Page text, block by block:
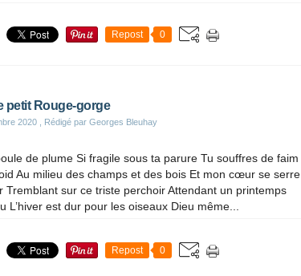
Repost 0
petit Rouge-gorge
2020 , Rédigé par Georges Bleuhay
de plume Si fragile sous ta parure Tu souffres de faim
Au milieu des champs et des bois Et mon cœur se serre
Tremblant sur ce triste perchoir Attendant un printemps
L’hiver est dur pour les oiseaux Dieu même...
Repost 0